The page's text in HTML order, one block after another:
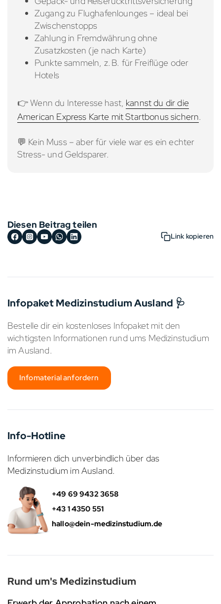
Zugang zu Flughafenlounges – ideal bei
Zwischenstopps
Zahlung in Fremdwährung ohne
Zusatzkosten (je nach Karte)
Punkte sammeln, z. B. für Freiflüge oder
Hotels
👉 Wenn du Interesse hast, kannst du dir die
American Express Karte mit Startbonus sichern.
💬 Kein Muss – aber für viele war es ein echter
Stress- und Geldsparer.
Diesen Beitrag teilen
Link kopieren
Infopaket Medizinstudium Ausland 🩺
Bestelle dir ein kostenloses Infopaket mit den
wichtigsten Informationen rund ums Medizinstudium
im Ausland.
Infomaterial anfordern
Info-Hotline
Informieren dich unverbindlich über das
Medizinstudium im Ausland.
+49 69 9432 3658
+43 1 4350 551
hallo@dein-medizinstudium.de
Rund um's Medizinstudium